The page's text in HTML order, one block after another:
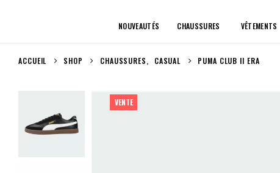
NOUVEAUTÉS CHAUSSURES VÊTEMENTS
ACCUEIL SHOP CHAUSSURES, CASUAL PUMA CLUB II ERA
VENTE